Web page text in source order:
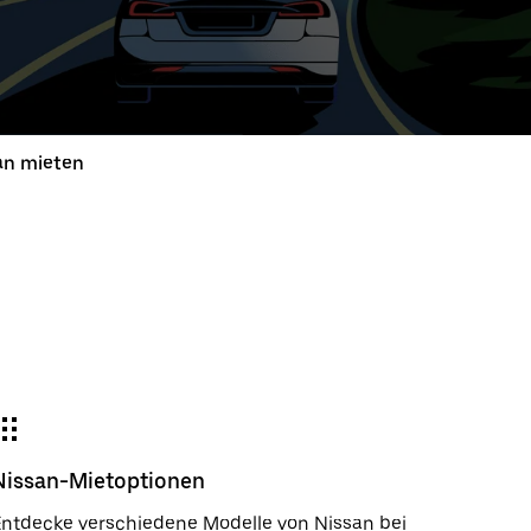
mieten
Mietoptionen
verschiedene Modelle von Nissan bei